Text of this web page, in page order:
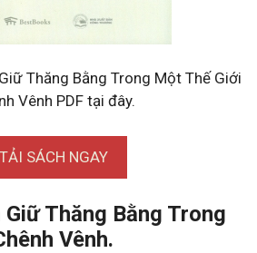
Thăng Bằng Trong Một Thế Giới
Vênh PDF tại đây.
TẢI SÁCH NGAY
Thăng Bằng Trong
Vênh.